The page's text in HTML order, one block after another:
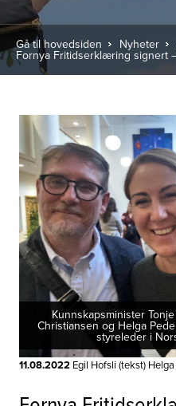
Gå til hovedsiden Nyheter
Fornya Fritidserklæring signert
Kunnskapsminister
Christiansen og Helga
styreleder i
11.08.2022 Egil Hofsli (tekst)